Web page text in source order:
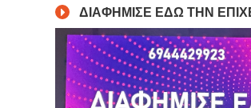
ΔΙΑΦΗΜΙΣΕ ΕΔΩ ΤΗΝ